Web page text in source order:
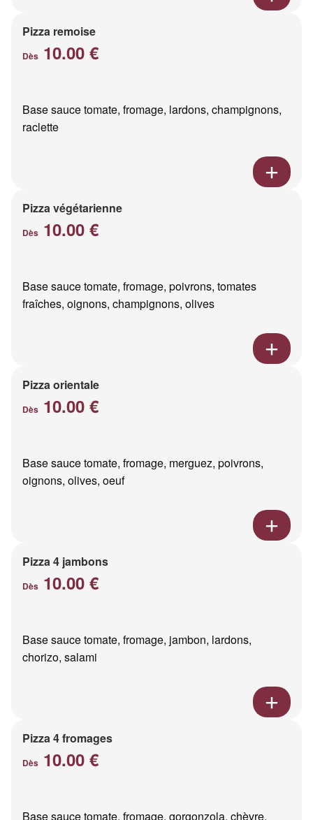
Pizza remoise
Dès 10.00 €
Base sauce tomate, fromage, lardons, champignons,
raclette
Pizza végétarienne
Dès 10.00 €
Base sauce tomate, fromage, poivrons, tomates
fraîches, oignons, champignons, olives
Pizza orientale
Dès 10.00 €
Base sauce tomate, fromage, merguez, poivrons,
oignons, olives, oeuf
Pizza 4 jambons
Dès 10.00 €
Base sauce tomate, fromage, jambon, lardons,
chorizo, salami
Pizza 4 fromages
Dès 10.00 €
Base sauce tomate, fromage, gorgonzola, chèvre,